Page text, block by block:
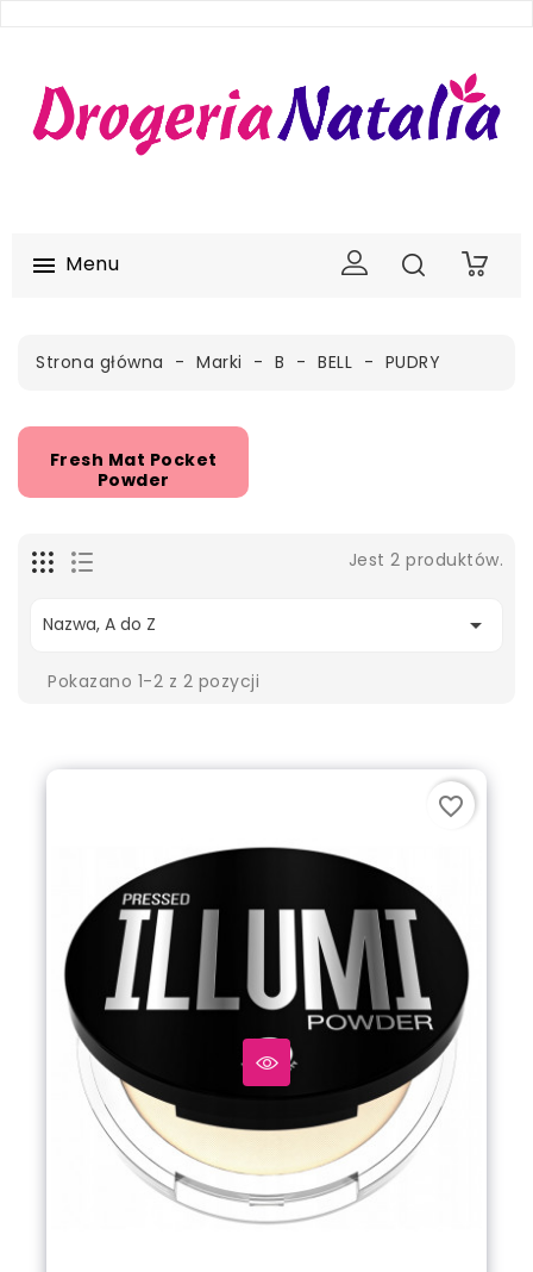
 Menu 0
Strona główna Marki B BELL PUDRY
Fresh Mat Pocket
Powder
Jest 2 produktów.
Nazwa, A do Z 
Pokazano 1-2 z 2 pozycji
favorite_border